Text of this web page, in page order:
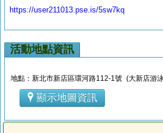
https://user211013.pse.is/5sw7kq
活動地點資訊
地點：新北市新店區環河路112-1號 (大新店游
顯示地圖資訊